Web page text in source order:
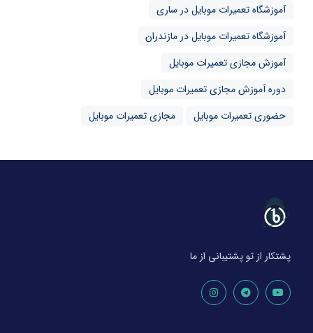
آموزشگاه تعمیرات موبایل در ساری
آموزشگاه تعمیرات موبایل در مازندران
آموزش مجازی تعمیرات موبایل
دوره آموزش مجازی تعمیرات موبایل
حضوری تعمیرات موبایل
مجازی تعمیرات موبایل
پشتکار از تو پشتیبانی از ما